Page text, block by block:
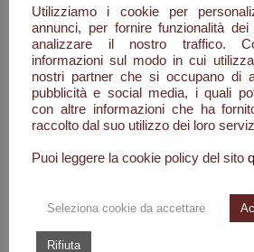
Nel cuore della fragranza, il
introduce un tocco floreale
armoniosamente con le
dell'incenso. Il legno di cedro
composizione con un carattere
sofisticato, conferendo profondità
Un fondo caldo e
persistente
Utilizziamo i cookie per
annunci, per fornire funzionalità
analizzare il nostro traffico.
informazioni sul modo in cui
nostri partner che si occupano di
pubblicità e social media, i quali
con altre informazioni che ha
raccolto dal suo utilizzo dei loro
Puoi leggere la cookie policy del sito
Seleziona cookie da accettare
Rifiuta